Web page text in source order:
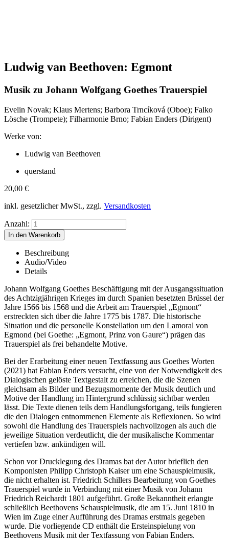
Ludwig van Beethoven: Egmont
Musik zu Johann Wolfgang Goethes Trauerspiel
Evelin Novak; Klaus Mertens; Barbora Trncíková (Oboe); Falko
Lösche (Trompete); Filharmonie Brno; Fabian Enders (Dirigent)
Werke von:
Ludwig van Beethoven
querstand
20,00 €
inkl. gesetzlicher MwSt., zzgl. Versandkosten
Anzahl:
Beschreibung
Audio/Video
Details
Johann Wolfgang Goethes Beschäftigung mit der Ausgangssituation
des Achtzigjährigen Krieges im durch Spanien besetzten Brüssel der
Jahre 1566 bis 1568 und die Arbeit am Trauerspiel „Egmont“
erstreckten sich über die Jahre 1775 bis 1787. Die historische
Situation und die personelle Konstellation um den Lamoral von
Egmond (bei Goethe: „Egmont, Prinz von Gaure“) prägen das
Trauerspiel als frei behandelte Motive.
Bei der Erarbeitung einer neuen Textfassung aus Goethes Worten
(2021) hat Fabian Enders versucht, eine von der Notwendigkeit des
Dialogischen gelöste Textgestalt zu erreichen, die die Szenen
gleichsam als Bilder und Bezugsmomente der Musik deutlich und
Motive der Handlung im Hintergrund schlüssig sichtbar werden
lässt. Die Texte dienen teils dem Handlungsfortgang, teils fungieren
die den Dialogen entnommenen Elemente als Reflexionen. So wird
sowohl die Handlung des Trauerspiels nachvollzogen als auch die
jeweilige Situation verdeutlicht, die der musikalische Kommentar
vertiefen bzw. ankündigen will.
Schon vor Drucklegung des Dramas bat der Autor brieflich den
Komponisten Philipp Christoph Kaiser um eine Schauspielmusik,
die nicht erhalten ist. Friedrich Schillers Bearbeitung von Goethes
Trauerspiel wurde in Verbindung mit einer Musik von Johann
Friedrich Reichardt 1801 aufgeführt. Große Bekanntheit erlangte
schließlich Beethovens Schauspielmusik, die am 15. Juni 1810 in
Wien im Zuge einer Aufführung des Dramas erstmals gegeben
wurde. Die vorliegende CD enthält die Ersteinspielung von
Beethovens Musik mit der Textfassung von Fabian Enders.